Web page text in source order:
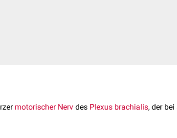
motorischer Nerv des Plexus brachialis, der bei